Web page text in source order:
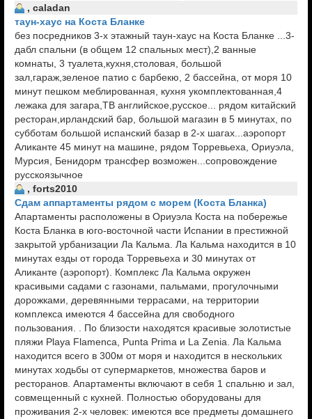
, caladan
таун-хаус на Коста Бланке
без посредников 3-х этажный таун-хаус на Коста Бланке ...3-
дабл спальни (в общем 12 спальных мест),2 ванные
комнаты, 3 туалета,кухня,столовая, большой
зал,гараж,зеленое патио с барбекю, 2 бассейна, от моря 10
минут пешком меблированная, кухня укомплектованная,4
лежака для загара,ТВ английское,русское... рядом китайский
ресторан,ирландский бар, большой магазин в 5 минутах, по
субботам большой испанский базар в 2-х шагах...аэропорт
Аликанте 45 минут на машине, рядом Торревьеха, Ориуэла,
Мурсия, Бенидорм трансфер возможен...сопровождение
русскоязычное
, forts2010
Сдам аппартаменты рядом с морем (Коста Бланка)
Апартаменты расположены в Ориуэла Коста на побережье
Коста Бланка в юго-восточной части Испании в престижной
закрытой урбанизации Ла Кальма. Ла Кальма находится в 10
минутах езды от города Торревьеха и 30 минутах от
Аликанте (аэропорт). Комплекс Ла Кальма окружен
красивыми садами с газонами, пальмами, прогулочными
дорожками, деревянными террасами, на территории
комплекса имеются 4 бассейна для свободного
пользования. . По близости находятся красивые золотистые
пляжи Playa Flamenca, Punta Prima и La Zenia. Ла Кальма
находится всего в 300м от моря и находится в нескольких
минутах ходьбы от супермаркетов, множества баров и
ресторанов. Апартаменты включают в себя 1 спальню и зал,
совмещенный с кухней. Полностью оборудованы для
проживания 2-х человек: имеются все предметы домашнего